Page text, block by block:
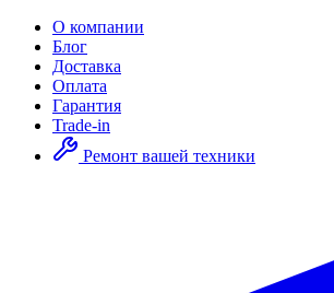
О компании
Блог
Доставка
Оплата
Гарантия
Trade-in
Ремонт вашей техники